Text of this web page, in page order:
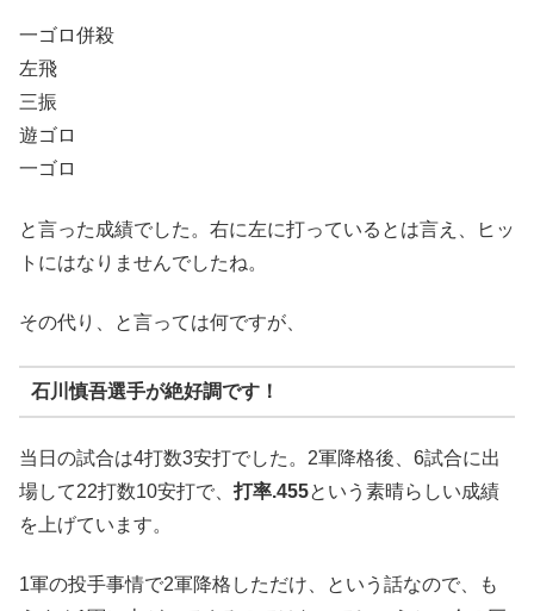
一ゴロ併殺
左飛
三振
遊ゴロ
一ゴロ
と言った成績でした。右に左に打っているとは言え、ヒッ
トにはなりませんでしたね。
その代り、と言っては何ですが、
石川慎吾選手が絶好調です！
当日の試合は4打数3安打でした。2軍降格後、6試合に出
場して22打数10安打で、 打率.455という素晴らしい成績
を上げています。
1軍の投手事情で2軍降格しただけ、という話なので、も